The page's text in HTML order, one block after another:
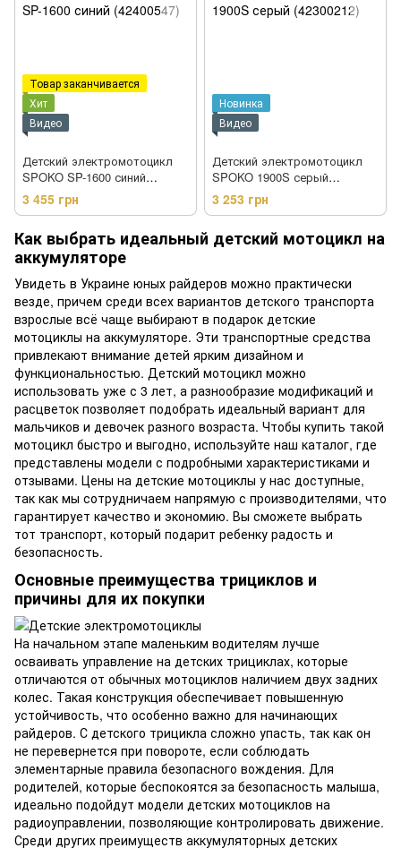
Товар заканчивается
Хит
Видео
Детский электромотоцикл
SPOKO SP-1600 синий
(42400547)
3 455 грн
Новинка
Видео
Детский электромотоцикл
SPOKO 1900S серый
(42300212)
3 253 грн
Как выбрать идеальный детский мотоцикл на
аккумуляторе
Увидеть в Украине юных райдеров можно практически
везде, причем среди всех вариантов детского транспорта
взрослые всё чаще выбирают в подарок детские
мотоциклы на аккумуляторе. Эти транспортные средства
привлекают внимание детей ярким дизайном и
функциональностью. Детский мотоцикл можно
использовать уже с 3 лет, а разнообразие модификаций и
расцветок позволяет подобрать идеальный вариант для
мальчиков и девочек разного возраста. Чтобы купить такой
мотоцикл быстро и выгодно, используйте наш каталог, где
представлены модели с подробными характеристиками и
отзывами. Цены на детские мотоциклы у нас доступные,
так как мы сотрудничаем напрямую с производителями, что
гарантирует качество и экономию. Вы сможете выбрать
тот транспорт, который подарит ребенку радость и
безопасность.
Основные преимущества трициклов и
причины для их покупки
На начальном этапе маленьким водителям лучше
осваивать управление на детских трициклах, которые
отличаются от обычных мотоциклов наличием двух задних
колес. Такая конструкция обеспечивает повышенную
устойчивость, что особенно важно для начинающих
райдеров. С детского трицикла сложно упасть, так как он
не перевернется при повороте, если соблюдать
элементарные правила безопасного вождения. Для
родителей, которые беспокоятся за безопасность малыша,
идеально подойдут модели детских мотоциклов на
радиоуправлении, позволяющие контролировать движение.
Среди других преимуществ аккумуляторных детских